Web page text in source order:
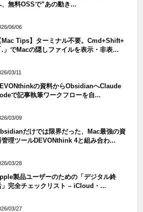
、無料OSSで”あの動き...
06/06
Mac Tips】ターミナル不要。Cmd+Shift+
.」でMacの隠しファイルを表示・非表...
03/11
の資料からObsidianへClaude
で記事執筆ワークフローを自...
03/09
だけでは限界だった、Mac最強の資
管理ツールDEVONthink 4と組み合わ...
03/28
製品ユーザーのための「デジタル終
」完全チェックリスト – iCloud・...
03/27